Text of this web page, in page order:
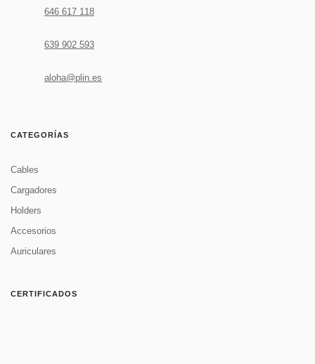
646 617 118
639 902 593
aloha@plin.es
CATEGORÍAS
Cables
Cargadores
Holders
Accesorios
Auriculares
CERTIFICADOS